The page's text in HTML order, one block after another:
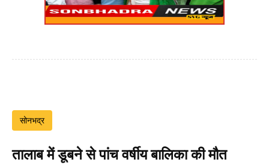
सोनभद्र
तालाब में डूबने से पांच वर्षीय बालिका की मौत